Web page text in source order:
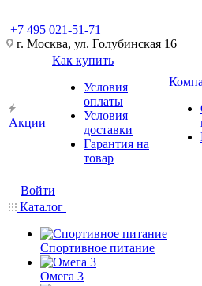
+7 495 021-51-71
г. Москва, ул. Голубинская 16
Акции
Как купить
Условия
оплаты
Условия
доставки
Гарантия на
товар
Войти
Каталог
Спортивное питание
Омега 3